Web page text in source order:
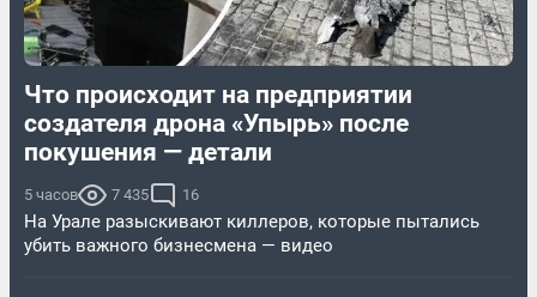
Что происходит на предприятии
создателя дрона «Упырь» после
покушения — детали
5 часов 7 435 16
На Урале разыскивают киллеров, которые пытались
убить важного бизнесмена — видео